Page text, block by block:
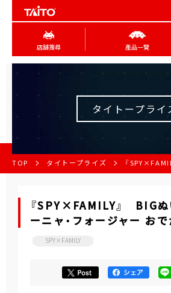
店舖搜尋 產品一覽
タイトープライ
TOP タイトープライズ 『
『SPY×FAMILY』 BIGぬ
ーニャ・フォージャー お
SPY×FAMILY